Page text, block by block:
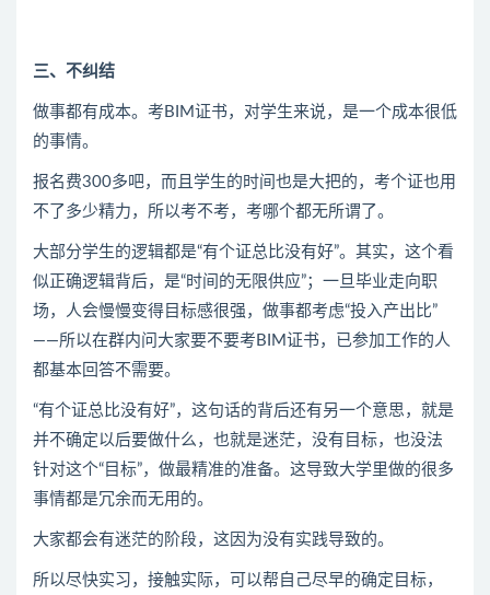
三、不纠结
做事都有成本。考BIM证书，对学生来说，是一个成本很低
的事情。
报名费300多吧，而且学生的时间也是大把的，考个证也用
不了多少精力，所以考不考，考哪个都无所谓了。
大部分学生的逻辑都是“有个证总比没有好”。其实，这个看
似正确逻辑背后，是“时间的无限供应”；一旦毕业走向职
场，人会慢慢变得目标感很强，做事都考虑“投入产出比”
——所以在群内问大家要不要考BIM证书，已参加工作的人
都基本回答不需要。
“有个证总比没有好”，这句话的背后还有另一个意思，就是
并不确定以后要做什么，也就是迷茫，没有目标，也没法
针对这个“目标”，做最精准的准备。这导致大学里做的很多
事情都是冗余而无用的。
大家都会有迷茫的阶段，这因为没有实践导致的。
所以尽快实习，接触实际，可以帮自己尽早的确定目标，